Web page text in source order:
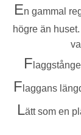
En gammal
högre än
F
F laggans
Lätt som en